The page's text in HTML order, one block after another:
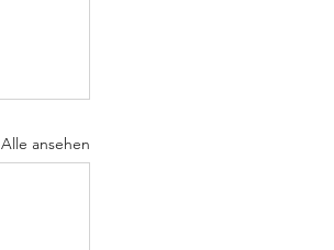
Alle ansehen